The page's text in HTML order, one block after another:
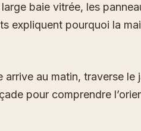
baie vitrée, les
expliquent pourquoi la
au matin, traverse
pour comprendre